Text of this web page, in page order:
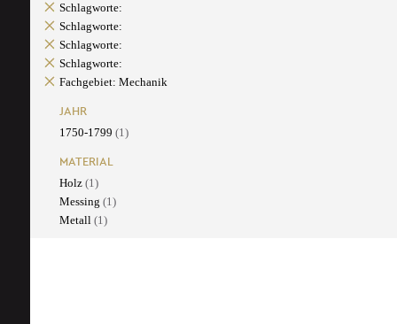
Schlagworte:
Schlagworte:
Schlagworte:
Schlagworte:
Fachgebiet: Mechanik
JAHR
1750-1799 (1)
MATERIAL
Holz (1)
Messing (1)
Metall (1)